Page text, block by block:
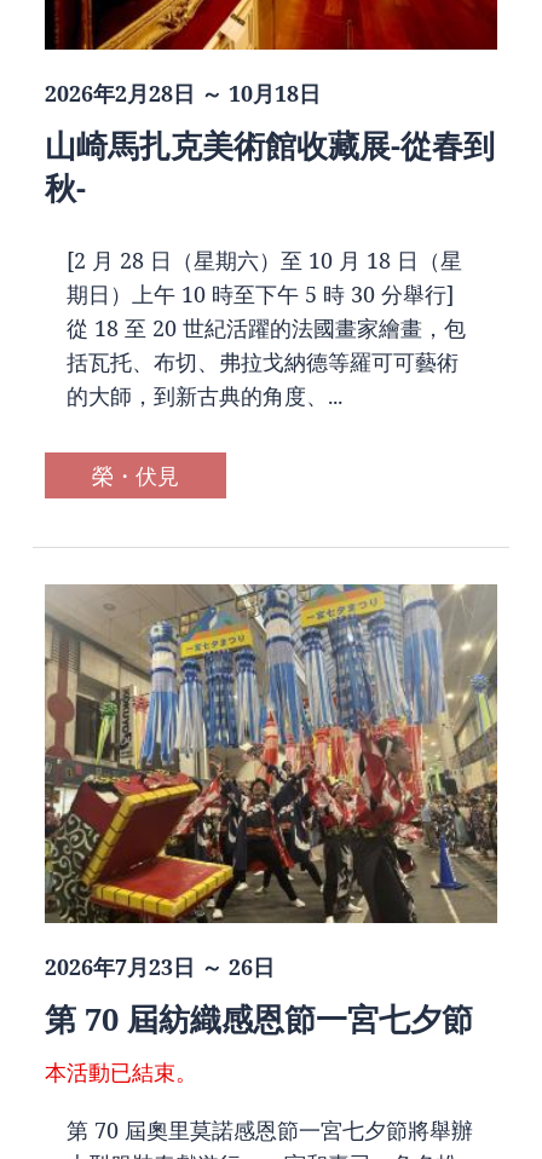
2026年2月28日 ～ 10月18日
山崎馬扎克美術館收藏展-從春到
秋-
[2 月 28 日（星期六）至 10 月 18 日（星
期日）上午 10 時至下午 5 時 30 分舉行]
從 18 至 20 世紀活躍的法國畫家繪畫，包
括瓦托、布切、弗拉戈納德等羅可可藝術
的大師，到新古典的角度、...
榮・伏見
2026年7月23日 ～ 26日
第 70 屆紡織感恩節一宮七夕節
本活動已結束。
第 70 屆奧里莫諾感恩節一宮七夕節將舉辦